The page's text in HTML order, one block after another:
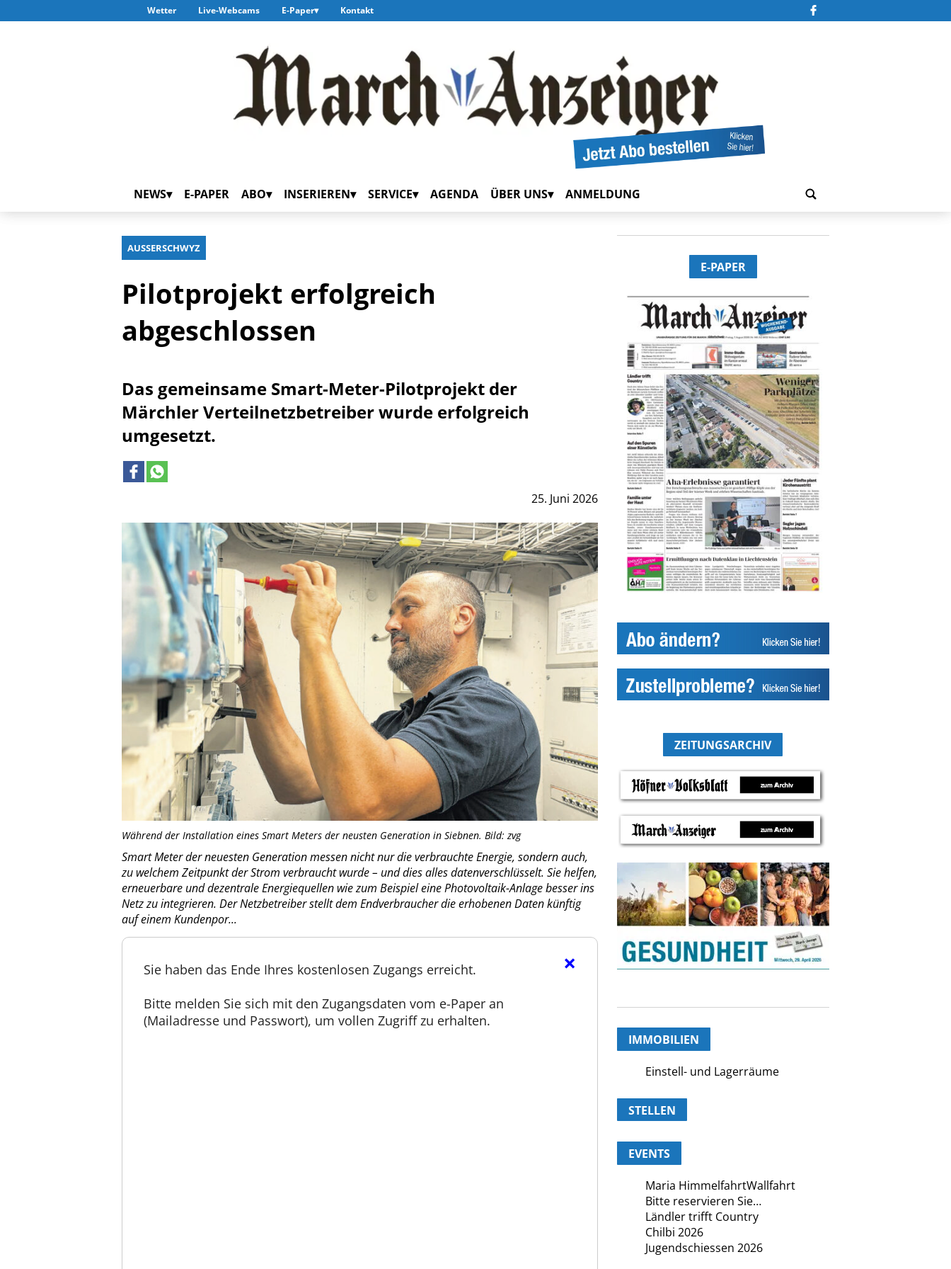
Wetter Live-Webcams E-Paper Kontakt
NEWS E-PAPER ABO INSERIEREN SERVICE AGENDA ÜBER UNS ANMELDUNG
Während der Installation eines Smart Meters der neusten Generation in Siebnen. Bild: zvg
AUSSERSCHWYZ
25. Juni 2026
Pilotprojekt erfolgreich
abgeschlossen
Das gemeinsame Smart-Meter-Pilotprojekt der
Märchler Verteilnetzbetreiber wurde erfolgreich
umgesetzt.
Smart Meter der neuesten Generation messen nicht nur die verbrauchte Energie, sondern auch,
zu welchem Zeitpunkt der Strom verbraucht wurde – und dies alles datenverschlüsselt. Sie helfen,
erneuerbare und dezentrale Energiequellen wie zum Beispiel eine Photovoltaik-Anlage besser ins
Netz zu integrieren. Der Netzbetreiber stellt dem Endverbraucher die erhobenen Daten künftig
auf einem Kundenpor...
×
Sie haben das Ende Ihres kostenlosen Zugangs erreicht.
Bitte melden Sie sich mit den Zugangsdaten vom e-Paper an
(Mailadresse und Passwort), um vollen Zugriff zu erhalten.
E-PAPER
ZEITUNGSARCHIV
IMMOBILIEN
Einstell- und Lagerräume
STELLEN
EVENTS
Maria HimmelfahrtWallfahrt
Bitte reservieren Sie…
Ländler trifft Country
Chilbi 2026
Jugendschiessen 2026